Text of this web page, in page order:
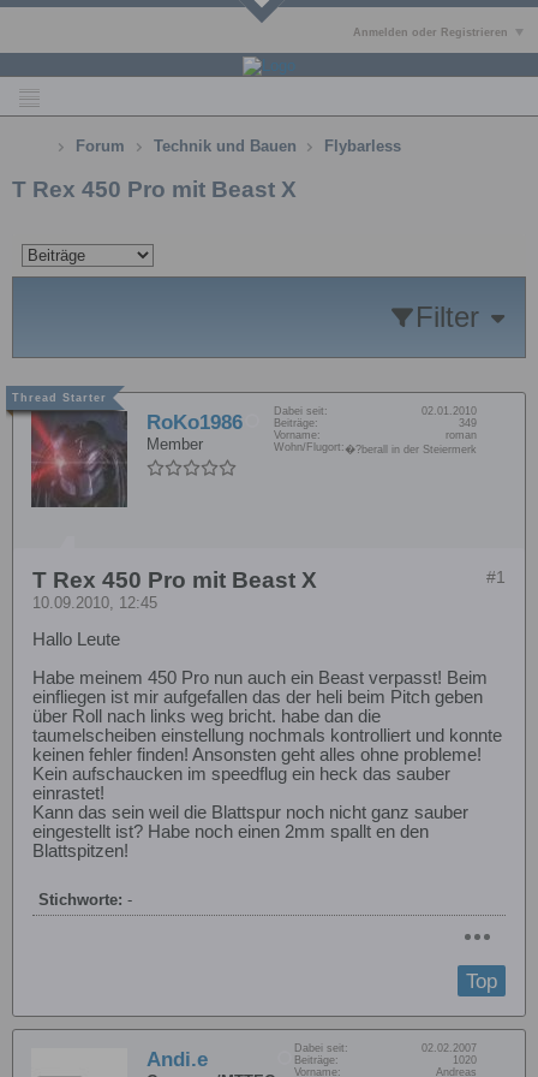
Anmelden oder Registrieren
Forum Technik und Bauen Flybarless
T Rex 450 Pro mit Beast X
Filter
RoKo1986
Member
Dabei seit:
02.01.2010
Beiträge:
349
Vorname:
roman
Wohn/Flugort: �?berall in der Steiermerk
#1
T Rex 450 Pro mit Beast X
10.09.2010, 12:45
Hallo Leute
Habe meinem 450 Pro nun auch ein Beast verpasst! Beim
einfliegen ist mir aufgefallen das der heli beim Pitch geben
über Roll nach links weg bricht. habe dan die
taumelscheiben einstellung nochmals kontrolliert und konnte
keinen fehler finden! Ansonsten geht alles ohne probleme!
Kein aufschaucken im speedflug ein heck das sauber
einrastet!
Kann das sein weil die Blattspur noch nicht ganz sauber
eingestellt ist? Habe noch einen 2mm spallt en den
Blattspitzen!
Stichworte: -
Top
Andi.e Dabei seit:
02.02.2007
Beiträge:
1020
Vorname:
Andreas